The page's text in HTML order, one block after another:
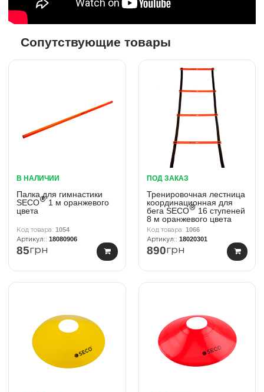
Сопутствующие товары
В НАЛИЧИИ
Палка для гимнастики
SECO® 1 м оранжевого
цвета
1054
18080906
85грн
ПОД ЗАКАЗ
Тренировочная лестница
координационная для
бега SECO® 16 ступеней
8 м оранжевого цвета
1066
18020301
890грн